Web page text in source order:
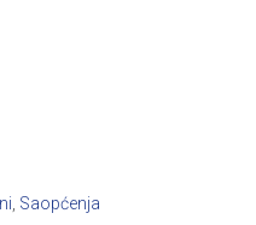
Saopćenja